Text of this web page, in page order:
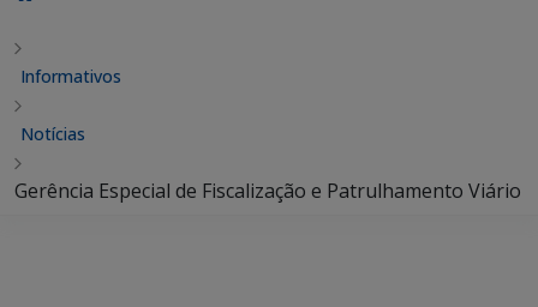
Informativos
Notícias
Gerência Especial de Fiscalização e Patrulhamento Viário